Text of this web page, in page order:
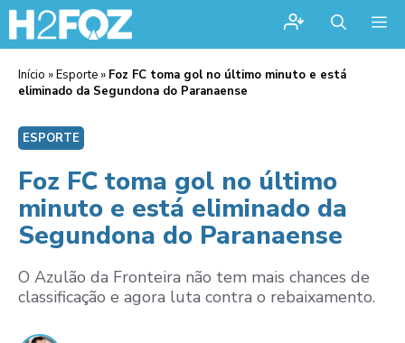
Início »Esporte » Foz FC toma gol no último minuto e está
eliminado da Segundona do Paranaense
ESPORTE
Foz FC toma gol no último
minuto e está eliminado da
Segundona do Paranaense
O Azulão da Fronteira não tem mais chances de
classificação e agora luta contra o rebaixamento.